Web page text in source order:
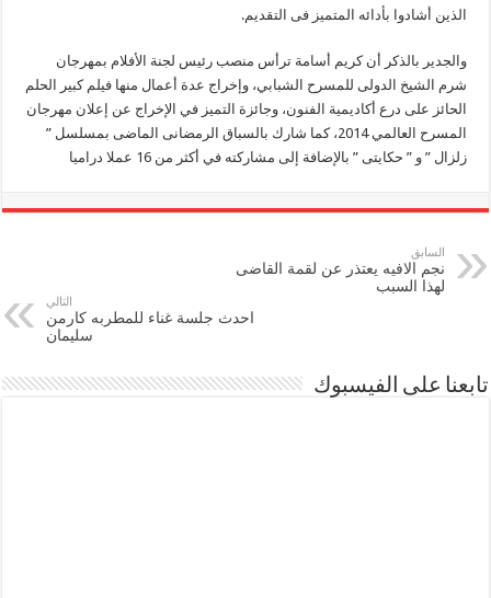
الذين أشادوا بأدائه المتميز فى التقديم.
والجدير بالذكر أن كريم أسامة ترأس منصب رئيس لجنة الأفلام بمهرجان
شرم الشيخ الدولى للمسرح الشبابي، وإخراج عدة أعمال منها فيلم كبير الحلم
الحائز على درع أكاديمية الفنون، وجائزة التميز في الإخراج عن إعلان مهرجان
المسرح العالمي 2014، كما شارك بالسباق الرمضانى الماضى بمسلسل ”
زلزال ” و ” حكايتى ” بالإضافة إلى مشاركته في أكثر من 16 عملا دراميا
السابق
نجم الافيه يعتذر عن لقمة القاضى
لهذا السبب
التالي
احدث جلسة غناء للمطربه كارمن
سليمان
تابعنا على الفيسبوك